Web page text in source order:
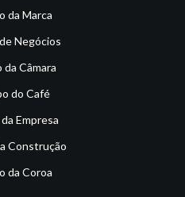
da Marca
Negócios
Câmara
do Café
Empresa
Construção
da Coroa